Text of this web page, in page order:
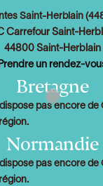
Saint-Herblain
Carrefour Saint-
44800 Saint-Herblain
Prendre un rendez-
Bretagne
pas encore de
Normandie
pas encore de